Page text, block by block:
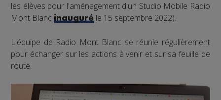
les élèves pour l'aménagement d'un Studio Mobile Radio
Mont Blancinauguré le 15 septembre 2022).
L'équipe de Radio Mont Blanc se réunie régulièrement
pour échanger sur les actions à venir et sur sa feuille de
route.